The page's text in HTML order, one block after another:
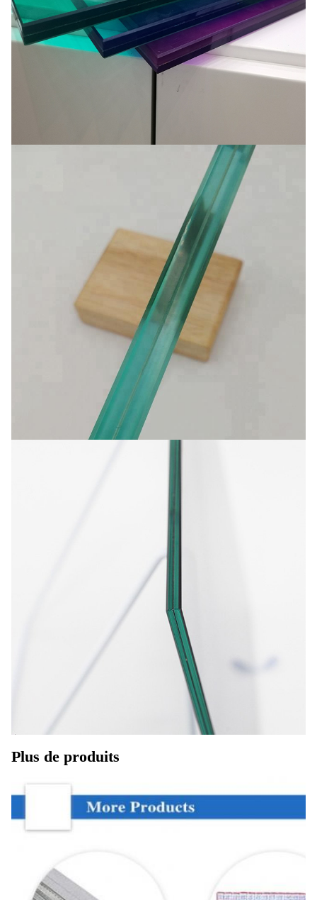
Plus de produits